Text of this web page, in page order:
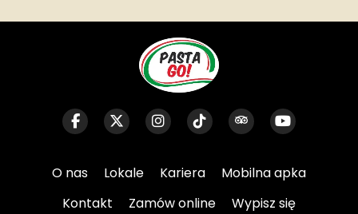
O nas Lokale Kariera
Mobilna apka
Kontakt
Zamów online Wypisz się